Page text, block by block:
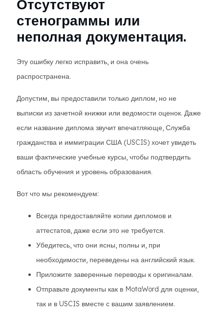
Отсутствуют
стенограммы или
неполная документация.
Эту ошибку легко исправить, и она очень
распространена.
Допустим, вы предоставили только диплом, но не
выписки из зачетной книжки или ведомости оценок. Даже
если название диплома звучит впечатляюще, Служба
гражданства и иммиграции США (USCIS) хочет увидеть
ваши фактические учебные курсы, чтобы подтвердить
область обучения и уровень образования.
Вот что мы рекомендуем:
Всегда предоставляйте копии дипломов и
аттестатов, даже если это не требуется.
Убедитесь, что они ясны, полны и, при
необходимости, переведены на английский язык.
Приложите заверенные переводы к оригиналам.
Отправьте документы как в MotaWord для оценки,
так и в USCIS вместе с вашим заявлением.